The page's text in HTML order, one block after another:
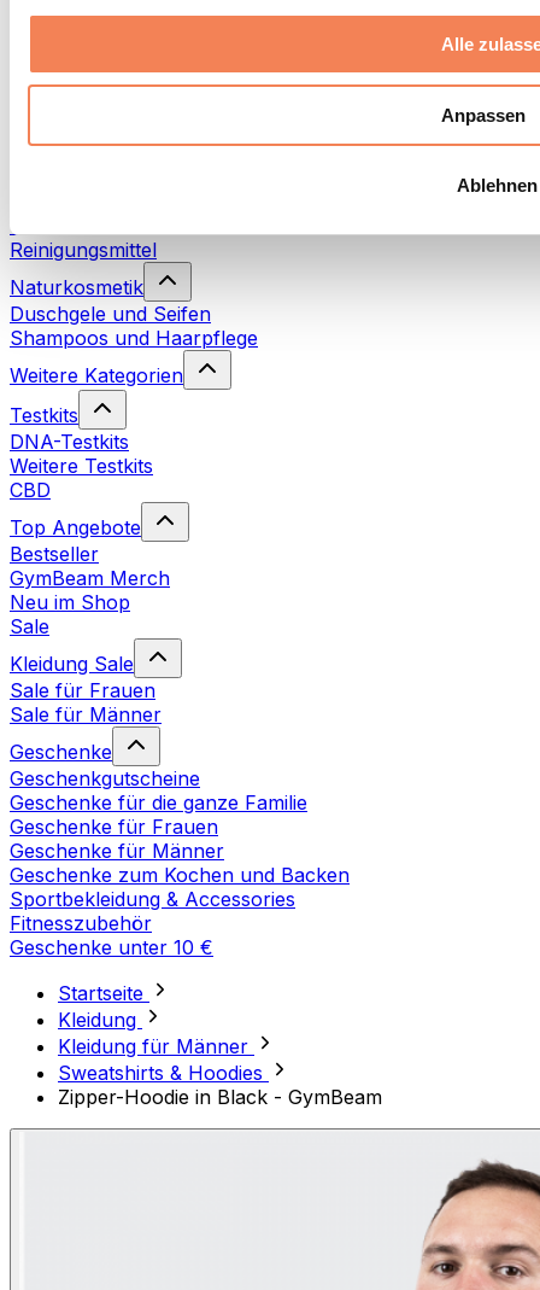
erlauben“ klicken.
Weitere Informationen über die Verarbeitung Ihrer Daten
Datenschutzerklärung
Alle
Anpassen
Ablehnen
Wandern
Rotlichttherapie
Waschmittel
Reinigungsmittel
Naturkosmetik
Duschgele und Seifen
Shampoos und Haarpflege
Weitere Kategorien
Testkits
DNA-Testkits
Weitere Testkits
CBD
Top Angebote
Bestseller
GymBeam Merch
Neu im Shop
Sale
Kleidung Sale
Sale für Frauen
Sale für Männer
Geschenke
Geschenkgutscheine
Geschenke für die ganze Familie
Geschenke für Frauen
Geschenke für Männer
Geschenke zum Kochen und Backen
Sportbekleidung & Accessories
Fitnesszubehör
Geschenke unter 10 €
Startseite
Kleidung
Kleidung für Männer
Sweatshirts & Hoodies
Zipper-Hoodie in Black - GymBeam